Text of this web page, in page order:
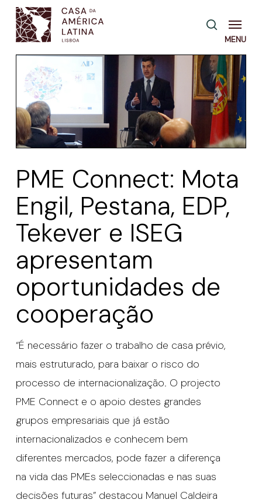
Skip
main
content
pesquisa
Menu
PME Connect: Mota
Engil, Pestana, EDP,
Tekever e ISEG
apresentam
oportunidades de
cooperação
“É necessário fazer o trabalho de casa prévio,
mais estruturado, para baixar o risco do
processo de internacionalização. O projecto
PME Connect e o apoio destes grandes
grupos empresariais que já estão
internacionalizados e conhecem bem
diferentes mercados, pode fazer a diferença
na vida das PMEs seleccionadas e nas suas
decisões futuras” destacou Manuel Caldeira